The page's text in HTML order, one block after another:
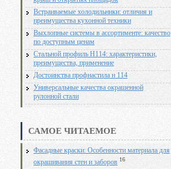
Встраиваемые холодильники: отличия и
преимущества кухонной техники
Выхлопные системы в ассортименте: качество
по доступным ценам
Стальной профиль Н114: характеристики,
преимущества, применение
Достоинства профнастила н 114
Универсальные качества окрашенной
рулонной стали
САМОЕ ЧИТАЕМОЕ
Фасадные краски: Особенности материала для
окрашивания стен и заборов 16